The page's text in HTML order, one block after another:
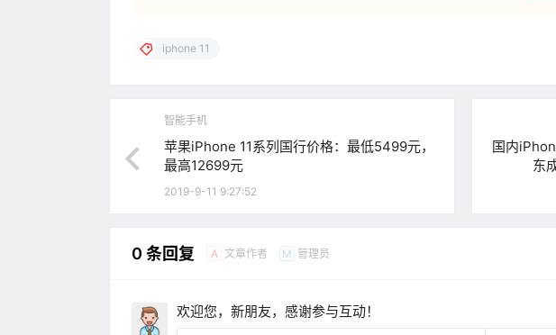
iphone 11
智能手机
苹果iPhone 11系列国行价格：最低5499元，
最高12699元
2019-9-11 9:27:52
国内
东
0 条回复 A 文章作者 M 管理员
欢迎您，新朋友，感谢参与互动！